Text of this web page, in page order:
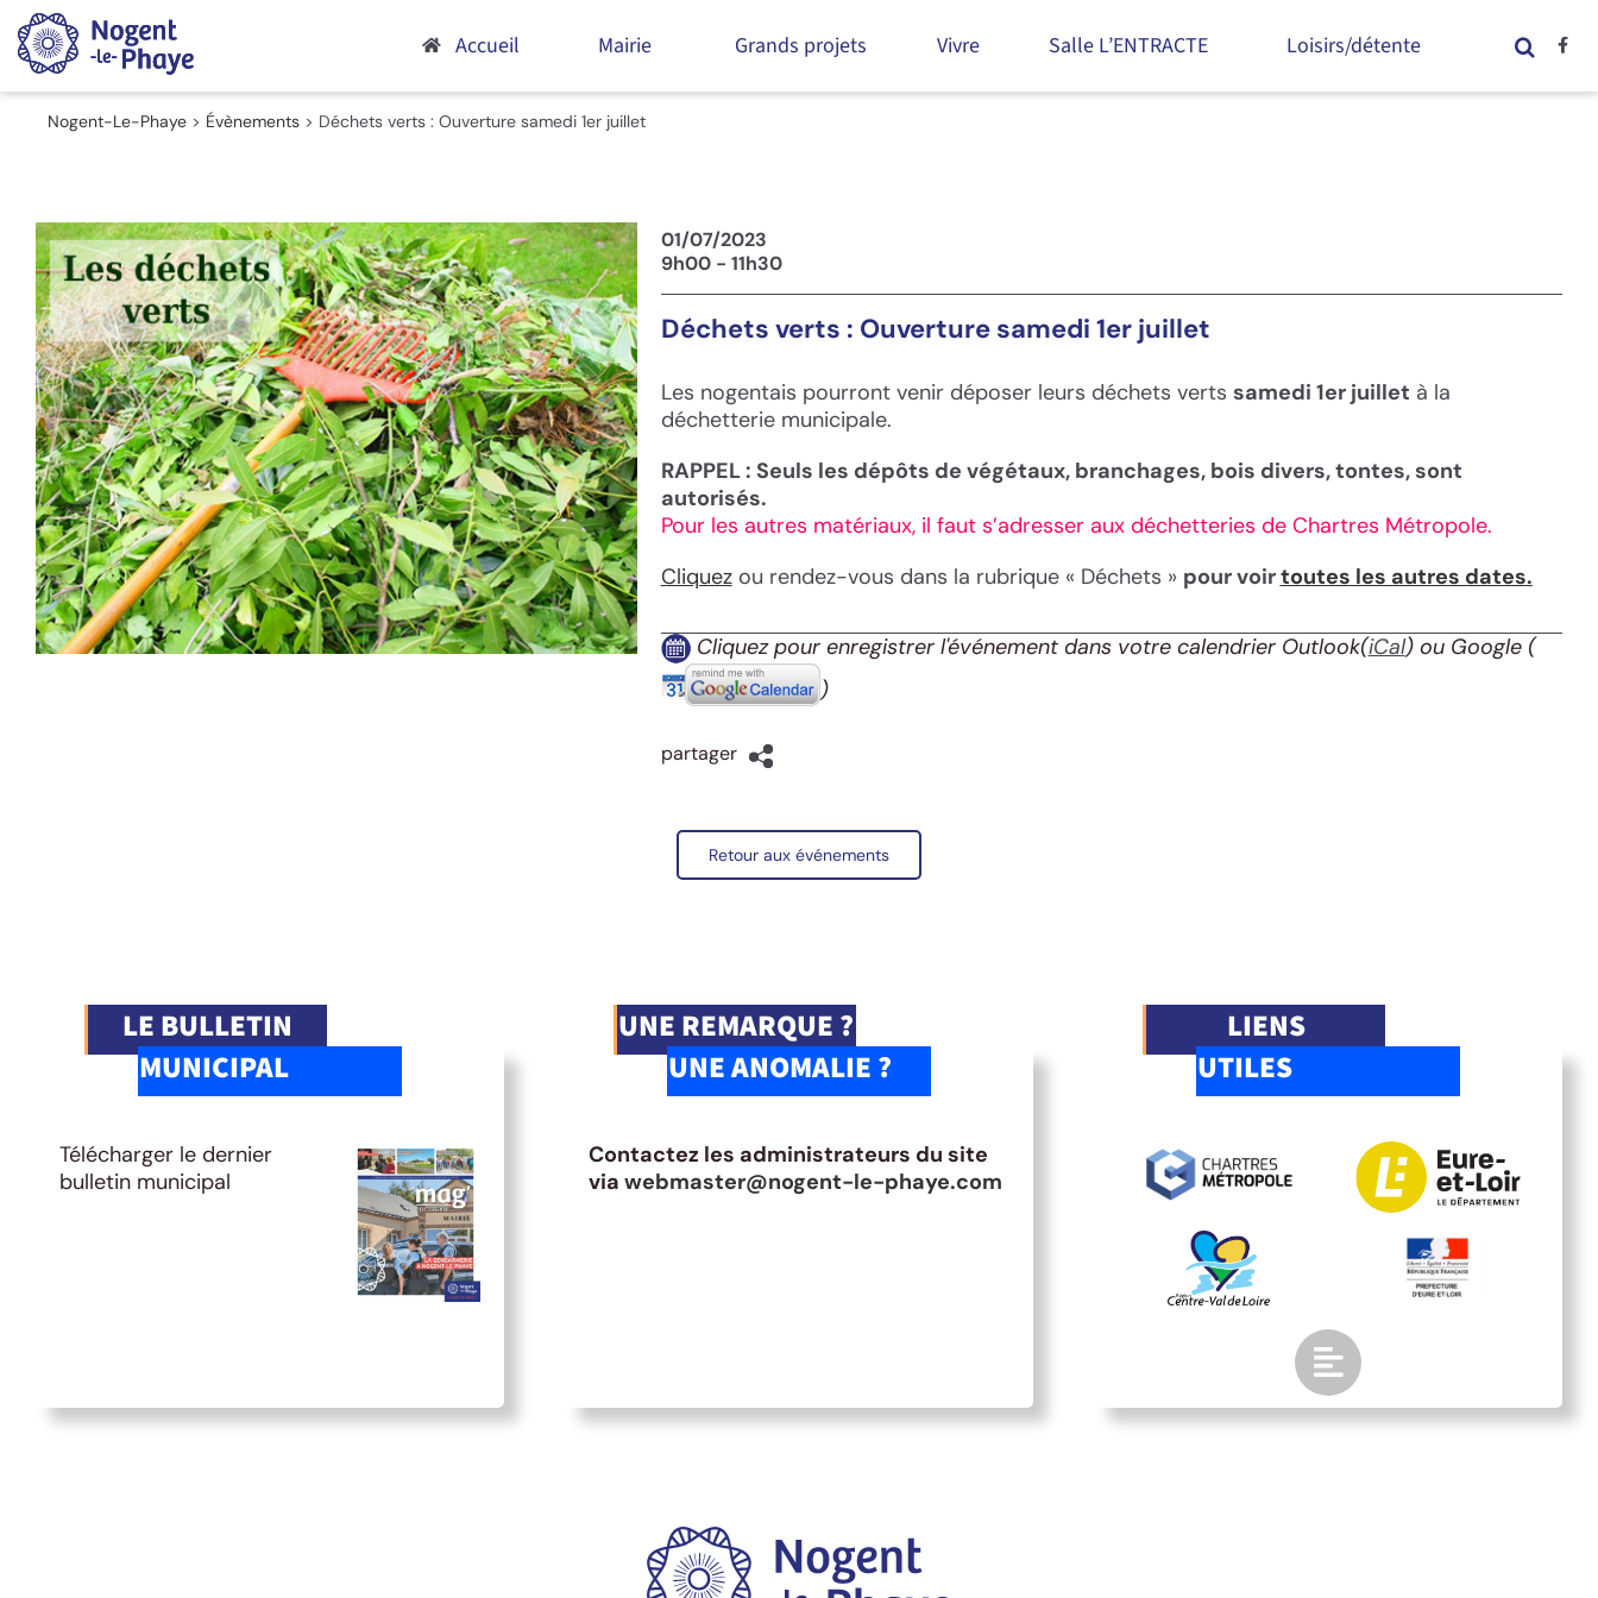
Passer
au
contenu
Accueil Mairie Grands projets Vivre Salle L’ENTRACTE Loisirs/détente
Nogent-Le-Phaye > Évènements > Déchets verts : Ouverture samedi 1er juillet
01/07/2023
9h00 - 11h30
Déchets verts : Ouverture samedi 1er juillet
Les nogentais pourront venir déposer leurs déchets verts samedi 1er juillet à la
déchetterie municipale.
RAPPEL : Seuls les dépôts de végétaux, branchages, bois divers, tontes, sont
autorisés.
Pour les autres matériaux, il faut s’adresser aux déchetteries de Chartres Métropole.
Cliquezou rendez-vous dans la rubrique « Déchets » pour voirtoutes les autres dates.
Cliquez pour enregistrer l'événement dans votre calendrier Outlook(iCal) ou Google (
)
partager
Retour aux événements
LE BULLETIN
MUNICIPAL
Télécharger le dernier
bulletin municipal
UNE REMARQUE ?
UNE ANOMALIE ?
Contactez les administrateurs du site
viawebmaster@nogent-le-phaye.com
LIENS
UTILES